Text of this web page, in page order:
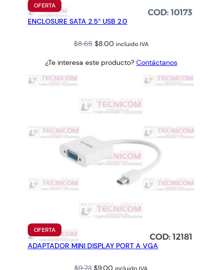
OFERTAPRODUCTO
EN
OFERTA
ENCLOSURE SATA 2.5″ USB 2.0
$8.65 Original
was:
$8.00Current
is:
incluido IVA
¿Te interesa este producto? Contáctanos
OFERTAPRODUCTO
EN
OFERTA
ADAPTADOR MINI DISPLAY PORT A VGA
$9.73 Original
$9.00 Current